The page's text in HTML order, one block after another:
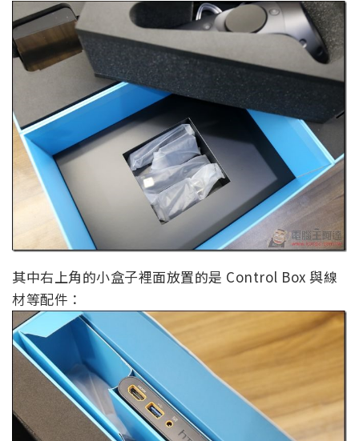
其中右上角的小盒子裡面放置的是 Control Box 與線
材等配件：